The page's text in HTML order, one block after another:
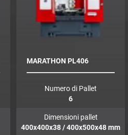
MARATHON PL406
Numero di Pallet
6
Dimensioni pallet
400x400x38 / 400x500x48mm